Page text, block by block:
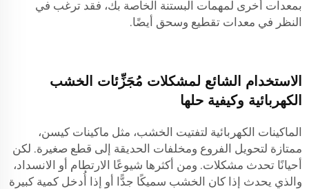
بمعدات أخرى لمهمات البستنة الخاصة بك، فقد ترغب في
النظر في معدات تقطيع وسحق أيضًا.
الاستخدام الشائع لمشكلات مُجَزِّئات الخشب
الكهربائية وكيفية حلها
الماكينات الكهربائية لتفتيت الخشب، مثل ماكينات كيسن،
ممتازة لتحويل الفروع ومخلفات الحديقة إلى قطع صغيرة. لكن
أحيانًا تحدث مشكلات. ومن أكثرها شيوعًا الارتطام أو الانسداد،
والذي يحدث إذا كان الخشب سميكًا جدًّا أو إذا أُدخل كمية كبيرة